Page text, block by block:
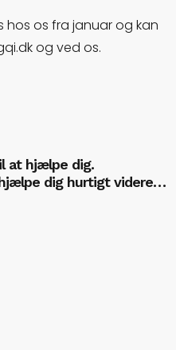
hos os fra januar og kan
og ved os.
at hjælpe dig.
dig hurtigt videre…